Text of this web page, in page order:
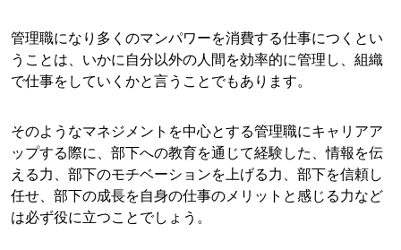
管理職になり多くのマンパワーを消費する仕事につくとい
うことは、いかに自分以外の人間を効率的に管理し、組織
で仕事をしていくかと言うことでもあります。
そのようなマネジメントを中心とする管理職にキャリアア
ップする際に、部下への教育を通じて経験した、情報を伝
える力、部下のモチベーションを上げる力、部下を信頼し
任せ、部下の成長を自身の仕事のメリットと感じる力など
は必ず役に立つことでしょう。